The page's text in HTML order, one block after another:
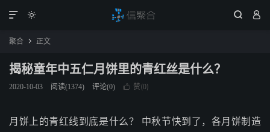
  

聚合  正文
揭秘童年中五仁月饼里的青红丝是什么？
2020-10-03 阅读(1374) 评论(0)  赞(0)
月饼上的青红线到底是什么？ 中秋节快到了，各月饼制造